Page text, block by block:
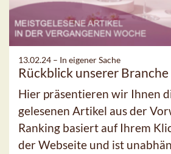
13.02.24 – In eigener Sache
Rückblick unserer
Hier präsentieren wir Ihnen
gelesenen Artikel aus der
Ranking basiert auf Ihrem
der Webseite und ist